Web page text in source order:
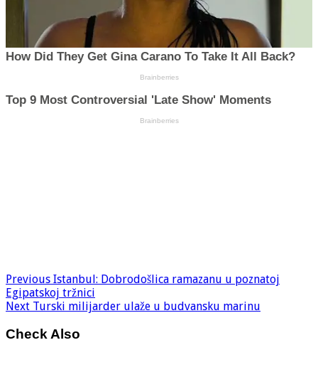
Previous Istanbul: Dobrodošlica ramazanu u poznatoj
Egipatskoj tržnici
Next Turski milijarder ulaže u budvansku marinu
Check Also